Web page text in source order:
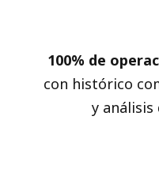
100% de
con histórico
y